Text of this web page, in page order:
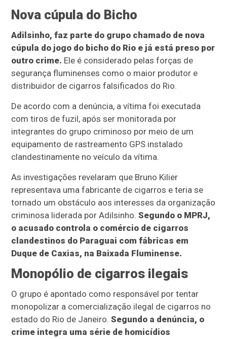
Nova cúpula do Bicho
Adilsinho, faz parte do grupo chamado de nova
cúpula do jogo do bicho do Rio e já está preso por
outro crime. Ele é considerado pelas forças de
segurança fluminenses como o maior produtor e
distribuidor de cigarros falsificados do Rio.
De acordo com a denúncia, a vítima foi executada
com tiros de fuzil, após ser monitorada por
integrantes do grupo criminoso por meio de um
equipamento de rastreamento GPS instalado
clandestinamente no veículo da vítima.
As investigações revelaram que Bruno Kilier
representava uma fabricante de cigarros e teria se
tornado um obstáculo aos interesses da organização
criminosa liderada por Adilsinho.Segundo o MPRJ,
o acusado controla o comércio de cigarros
clandestinos do Paraguai com fábricas em
Duque de Caxias, na Baixada Fluminense.
Monopólio de cigarros ilegais
O grupo é apontado como responsável por tentar
monopolizar a comercialização ilegal de cigarros no
estado do Rio de Janeiro.Segundo a denúncia, o
crime integra uma série de homicídios